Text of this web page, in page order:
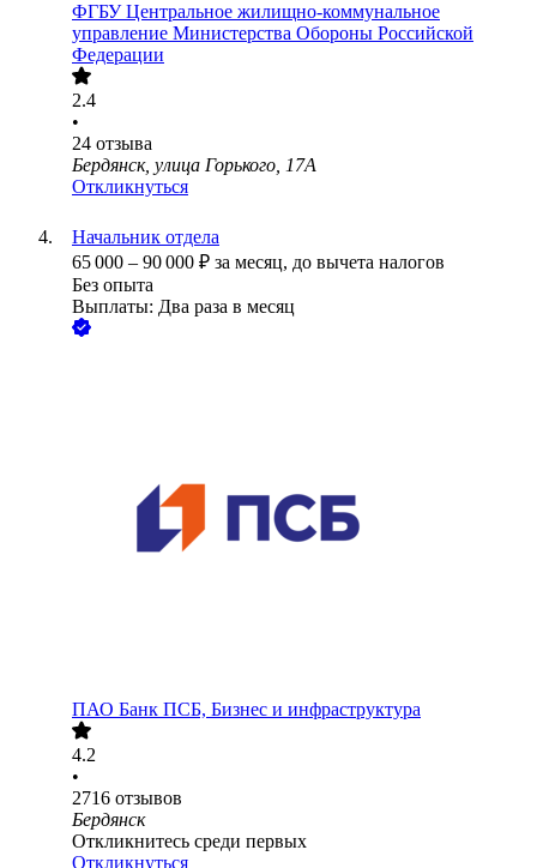
ФГБУ Центральное жилищно-коммунальное
управление Министерства Обороны Российской
Федерации
2.4
•
24 отзыва
Бердянск, улица Горького, 17А
Откликнуться
Начальник отдела
65 000 – 90 000 ₽ за месяц, до вычета налогов
Без опыта
Выплаты: Два раза в месяц
ПАО Банк ПСБ, Бизнес и инфраструктура
4.2
•
2716 отзывов
Бердянск
Откликнитесь среди первых
Откликнуться